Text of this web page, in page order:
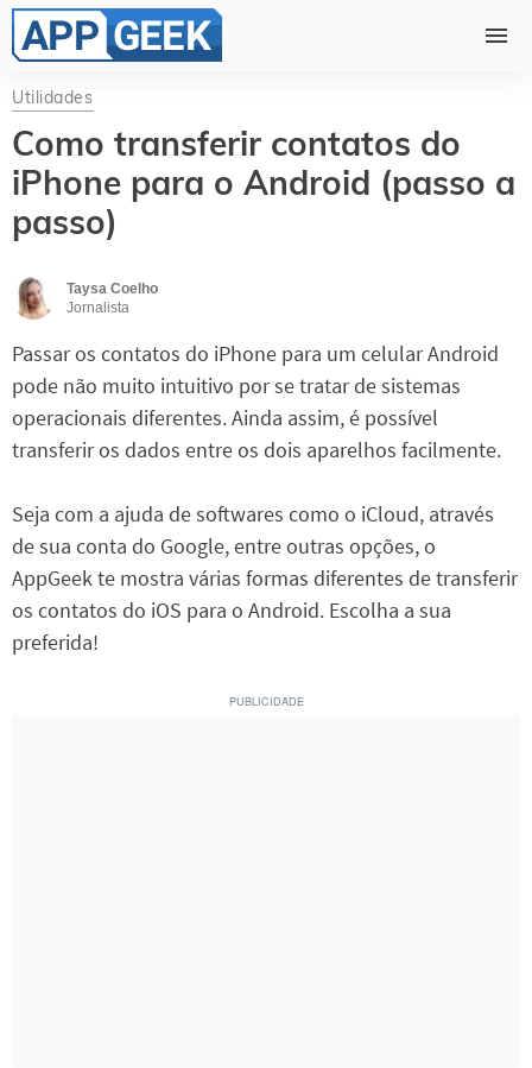
Utilidades
Como transferir contatos do
iPhone para o Android (passo a
passo)
Taysa Coelho
Jornalista
Passar os contatos do iPhone para um celular Android
pode não muito intuitivo por se tratar de sistemas
operacionais diferentes. Ainda assim, é possível
transferir os dados entre os dois aparelhos facilmente.
Seja com a ajuda de softwares como o iCloud, através
de sua conta do Google, entre outras opções, o
AppGeek te mostra várias formas diferentes de transferir
os contatos do iOS para o Android. Escolha a sua
preferida!